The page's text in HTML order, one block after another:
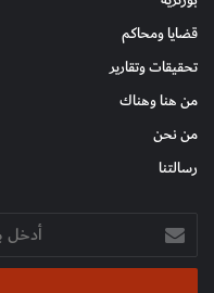
قضايا ومحاكم
تحقيقات وتقارير
من هنا وهناك
من نحن
رسالتنا
أدخل
بريدك
الإلكتروني